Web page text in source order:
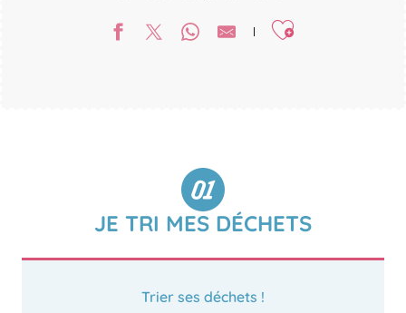
Ajouter aux
JE TRI MES DÉCHETS
Trier ses déchets !